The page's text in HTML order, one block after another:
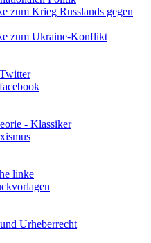
zum Krieg Russlands gegen
zum Ukraine-Konflikt
- Klassiker
linke
Urheberrecht